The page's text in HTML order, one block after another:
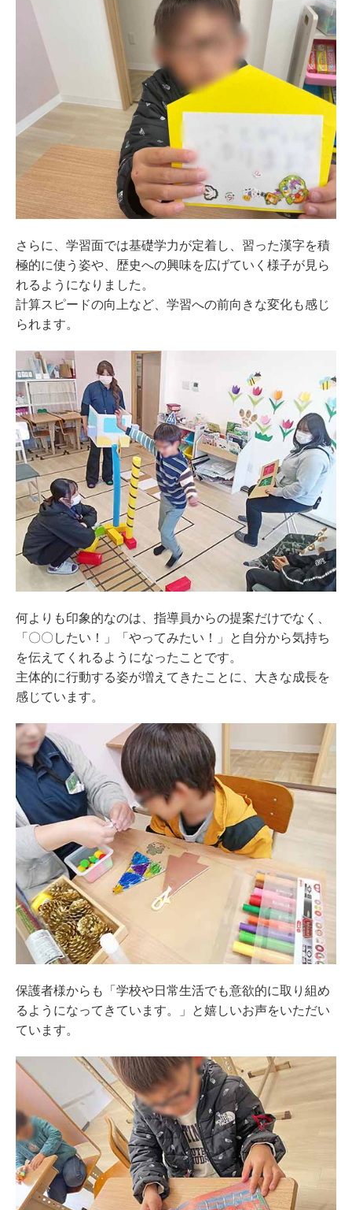
さらに、学習面では基礎学力が定着し、習った漢字を積
極的に使う姿や、歴史への興味を広げていく様子が見ら
れるようになりました。
計算スピードの向上など、学習への前向きな変化も感じ
られます。
何よりも印象的なのは、指導員からの提案だけでなく、
「〇〇したい！」「やってみたい！」と自分から気持ち
を伝えてくれるようになったことです。
主体的に行動する姿が増えてきたことに、大きな成長を
感じています。
保護者様からも「学校や日常生活でも意欲的に取り組め
るようになってきています。」と嬉しいお声をいただい
ています。